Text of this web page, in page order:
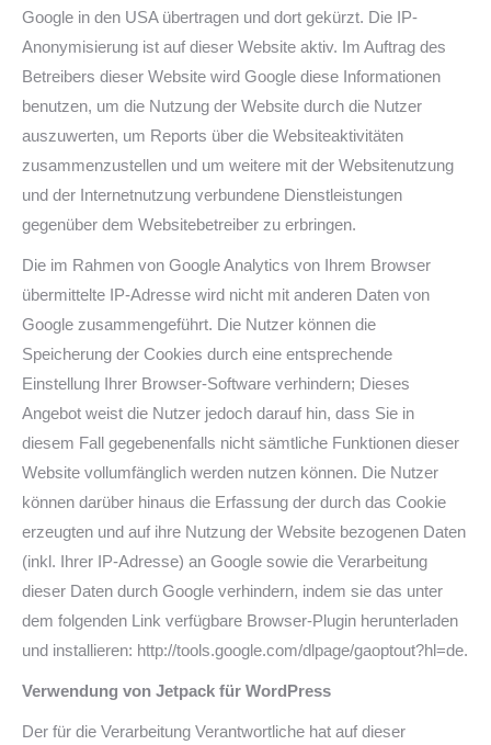
Google in den USA übertragen und dort gekürzt. Die IP-
Anonymisierung ist auf dieser Website aktiv. Im Auftrag des
Betreibers dieser Website wird Google diese Informationen
benutzen, um die Nutzung der Website durch die Nutzer
auszuwerten, um Reports über die Websiteaktivitäten
zusammenzustellen und um weitere mit der Websitenutzung
und der Internetnutzung verbundene Dienstleistungen
gegenüber dem Websitebetreiber zu erbringen.
Die im Rahmen von Google Analytics von Ihrem Browser
übermittelte IP-Adresse wird nicht mit anderen Daten von
Google zusammengeführt. Die Nutzer können die
Speicherung der Cookies durch eine entsprechende
Einstellung Ihrer Browser-Software verhindern; Dieses
Angebot weist die Nutzer jedoch darauf hin, dass Sie in
diesem Fall gegebenenfalls nicht sämtliche Funktionen dieser
Website vollumfänglich werden nutzen können. Die Nutzer
können darüber hinaus die Erfassung der durch das Cookie
erzeugten und auf ihre Nutzung der Website bezogenen Daten
(inkl. Ihrer IP-Adresse) an Google sowie die Verarbeitung
dieser Daten durch Google verhindern, indem sie das unter
dem folgenden Link verfügbare Browser-Plugin herunterladen
und installieren: http://tools.google.com/dlpage/gaoptout?hl=de.
Verwendung von Jetpack für WordPress
Der für die Verarbeitung Verantwortliche hat auf dieser